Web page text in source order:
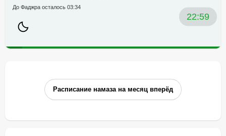
22:59
До Фаджра осталось 03:34
Расписание намаза на месяц вперёд